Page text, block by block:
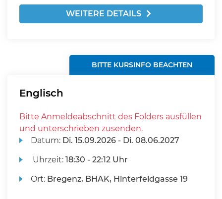
WEITERE DETAILS
BITTE KURSINFO BEACHTEN
Englisch
Bitte Anmeldeabschnitt des Folders ausfüllen
und unterschrieben zusenden.
Datum: Di. 15.09.2026 - Di. 08.06.2027
Uhrzeit:18:30 - 22:12 Uhr
Ort: Bregenz, BHAK, Hinterfeldgasse 19